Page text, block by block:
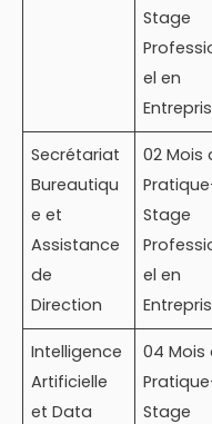
Stage
el en
Secrétariat
Bureautiqu
e et
Assistance
de
Direction
02 Mois
Stage
el en
Intelligence
Artificielle
et Data
04 Mois
Stage